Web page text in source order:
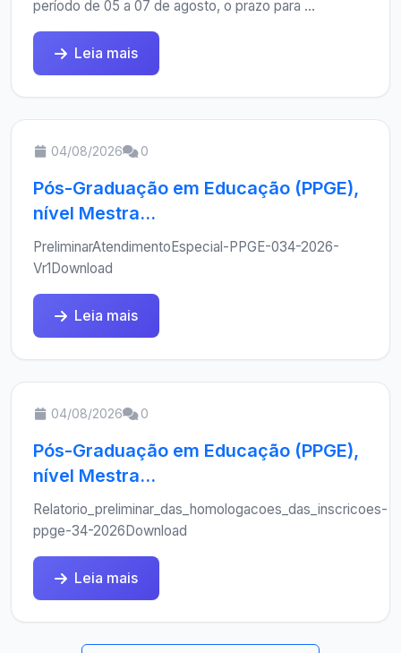
período de 05 a 07 de agosto, o prazo para ...
Leia mais
04/08/2026 0
Pós-Graduação em Educação (PPGE),
nível Mestra...
PreliminarAtendimentoEspecial-PPGE-034-2026-
Vr1Download
Leia mais
04/08/2026 0
Pós-Graduação em Educação (PPGE),
nível Mestra...
Relatorio_preliminar_das_homologacoes_das_inscricoes-
ppge-34-2026Download
Leia mais